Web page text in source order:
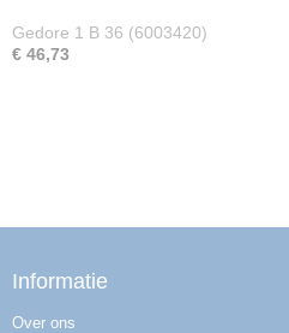
Gedore 1 B 36 (6003420)
€ 46,73
Informatie
Over ons